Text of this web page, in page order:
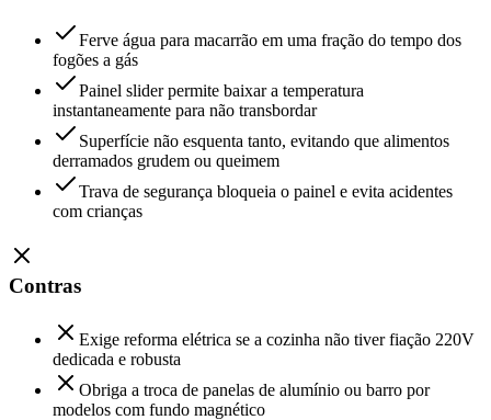
Ferve água para macarrão em uma fração do tempo dos
fogões a gás
Painel slider permite baixar a temperatura
instantaneamente para não transbordar
Superfície não esquenta tanto, evitando que alimentos
derramados grudem ou queimem
Trava de segurança bloqueia o painel e evita acidentes
com crianças
Contras
Exige reforma elétrica se a cozinha não tiver fiação 220V
dedicada e robusta
Obriga a troca de panelas de alumínio ou barro por
modelos com fundo magnético